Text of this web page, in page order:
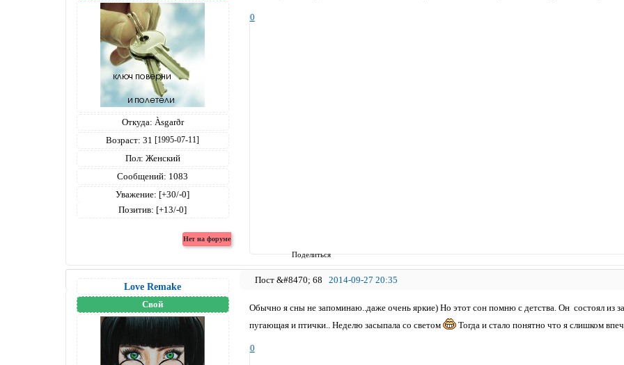
Поделиться
Откуда: Àsgarðr
Возраст: 31 [1995-07-11]
Пол: Женский
Сообщений: 1083
Уважение: [+30/-0]
Позитив: [+13/-0]
0
68 2014-09-27 20:35
Love Remake
Свой
Обычно я сны не запоминаю..даже очень яркие) Но этот сон помню с детства. Он состоял из
пугающая и птички.. Неделю засыпала со светом
Тогда и стало понятно что я слишком
0